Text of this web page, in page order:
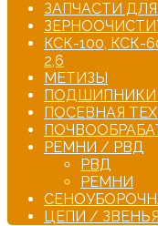
ЗАПЧАСТИ
КСК-100, КСК-
2,6
МЕТИЗЫ
ПОСЕВНАЯ
РЕМНИ / РВД
РВД
РЕМНИ
ЦЕПИ / ЗВЕНЬЯ